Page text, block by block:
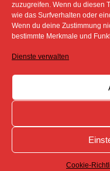
zuzugreifen. Wenn du diesen
wie das Surfverhalten oder
Wenn du deine Zustimmung
bestimmte Merkmale und
Dienste verwalten
Cookie-
SÄMTLICHE
SOFERN NICHT
COPYRIGHT DES